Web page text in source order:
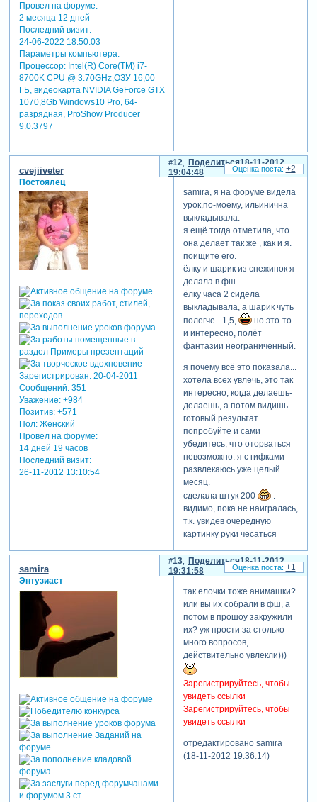
Провел на форуме:
2 месяца 12 дней
Последний визит:
24-06-2022 18:50:03
Параметры компьютера:
Процессор: Intel(R) Core(TM) i7-
8700K CPU @ 3.70GHz,ОЗУ 16,00
ГБ, видеокарта NVIDIA GeForce GTX
1070,8Gb Windows10 Pro, 64-
разрядная, ProShow Producer
9.0.3797
Поделиться
12
18-11-2012
19:04:48
cvejiiveter
Постоялец
Зарегистрирован: 20-04-2011
Сообщений:351
Уважение: +984
Позитив: +571
Пол:Женский
Провел на форуме:
14 дней 19 часов
Последний визит:
26-11-2012 13:10:54
samira, я на форуме видела
урок,по-моему, ильинична
выкладывала.
я ещё тогда отметила, что
она делает так же , как и я.
поищите его.
ёлку и шарик из снежинок я
делала в фш.
ёлку часа 2 сидела
выкладывала, а шарик чуть
полегче - 1,5,
но это-то
и интересно, полёт
фантазии неограниченный.
я почему всё это показала...
хотела всех увлечь, это так
интересно, когда делаешь-
делаешь, а потом видишь
готовый результат.
попробуйте и сами
убедитесь, что оторваться
невозможно. я с гифками
развлекаюсь уже целый
месяц.
сделала штук 200
.
видимо, пока не наигралась,
т.к. увидев очередную
картинку руки чесаться
а потом, куда приятнее
смотреть фильм с
такими, которые нужны
именно вам.
и опять же, повторения из
работы в работу
наблюдаться не будут. а-то
всем уже поднадоели не
раз виденные...
анимашки,например.
хотя я их очень люблю.
oligawlad, я даже не знаю, о
чём вы говорите.
+2
Поделиться
13
18-11-2012
19:31:58
samira
Энтузиаст
так елочки тоже анимашки?
или вы их собрали в фш, а
потом в прошоу закружили
их? уж прости за столько
много вопросов,
действительно увлекли)))
Зарегистрируйтесь, чтобы
увидеть ссылки
Зарегистрируйтесь, чтобы
увидеть ссылки
отредактировано samira
(18-11-2012 19:36:14)
+1